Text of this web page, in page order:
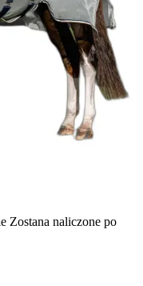
Zostana naliczone po